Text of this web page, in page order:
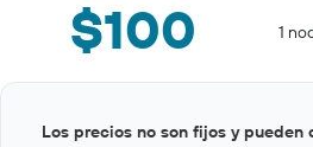
$100 1
graphic.Los precios no son fijos y pueden